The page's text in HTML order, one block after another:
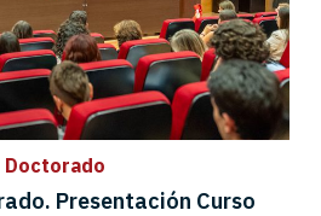
Doctorado
Presentación Curso